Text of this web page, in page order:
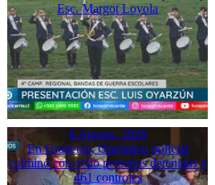
Esc. Margot Loyola
8 Agosto, 2026
En Graneros, Operativo policial
culminó con ocho personas detenidas y
461 controles